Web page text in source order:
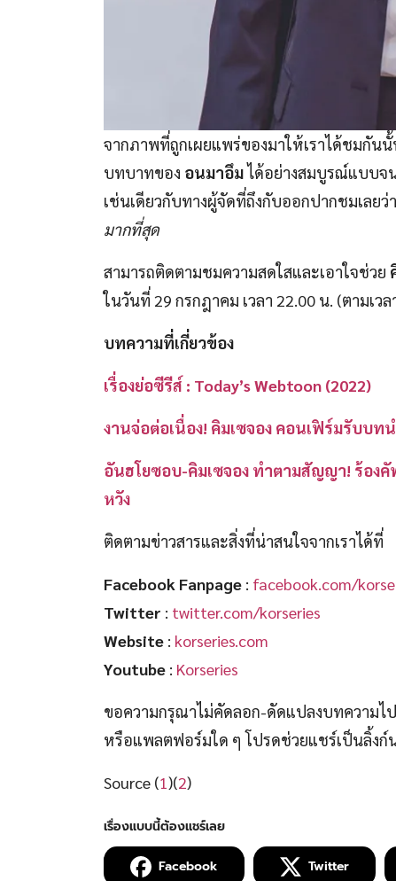
จากภาพที่ถูกเผยแพร่ของมาให้เราได้ชมกัน
บทบาทของ อนมาอึมได้อย่างสมบูรณ์แบบจ
เช่นเดียวกับทางผู้จัดที่ถึงกับออกปากชมเลยว่า
มากที่สุด
สามารถติดตามชมความสดใสและเอาใจช่วย
ในวันที่ 29 กรกฎาคม เวลา 22.00 น. (ตามเว
บทความที่เกี่ยวข้อง
เรื่องย่อซีรีส์ : Today’s Webtoon (2022)
งานจ่อต่อเนื่อง! คิมเซจอง คอนเฟิร์มรับบ
อันฮโยซอบ-คิมเซจอง ทำตามสัญญา! ร้องคั
หวัง
ติดตามข่าวสารและสิ่งที่น่าสนใจจากเราได้ที่
Facebook Fanpage : facebook.com/
Twitter : twitter.com/korseries
Website : korseries.com
Youtube : Korseries
ขอความกรุณาไม่คัดลอก-ดัดแปลงบทความไ
หรือแพลตฟอร์มใด ๆ โปรดช่วยแชร์เป็นลิ้ง
Source (1)(2)
Facebook Twitter